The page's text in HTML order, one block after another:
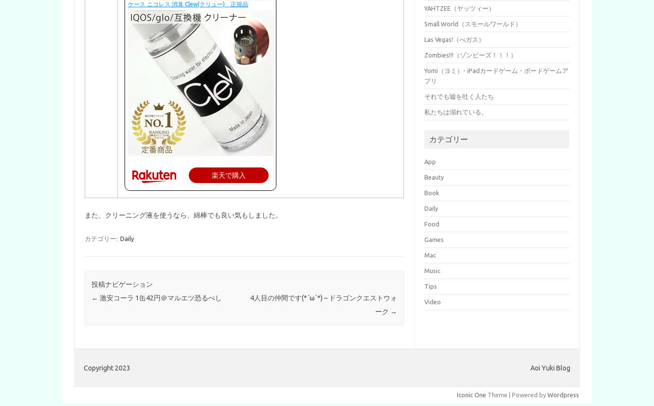
ケース ニコレス 消臭 Clew(クリュー) 正規品
楽天で購入
また、クリーニング液を使うなら、綿棒でも良い気もしました。
カテゴリー: Daily
投稿ナビゲーション
← 激安コーラ 1缶42円＠マルエツ恐るべし
4人目の仲間です(*´ω`*) – ドラゴンクエストウォ
ーク →
YAHTZEE（ヤッツィー）
Small World（スモールワールド）
Las Vegas!（べガス）
Zombies!!!（ゾンビーズ！！！）
Yomi（ヨミ）- iPadカードゲーム・ボードゲームア
プリ
それでも嘘を吐く人たち
私たちは溺れている。
カテゴリー
App
Beauty
Book
Daily
Food
Games
Mac
Music
Tips
Video
Copyright 2023 Aoi Yuki Blog
Iconic One Theme | Powered by Wordpress